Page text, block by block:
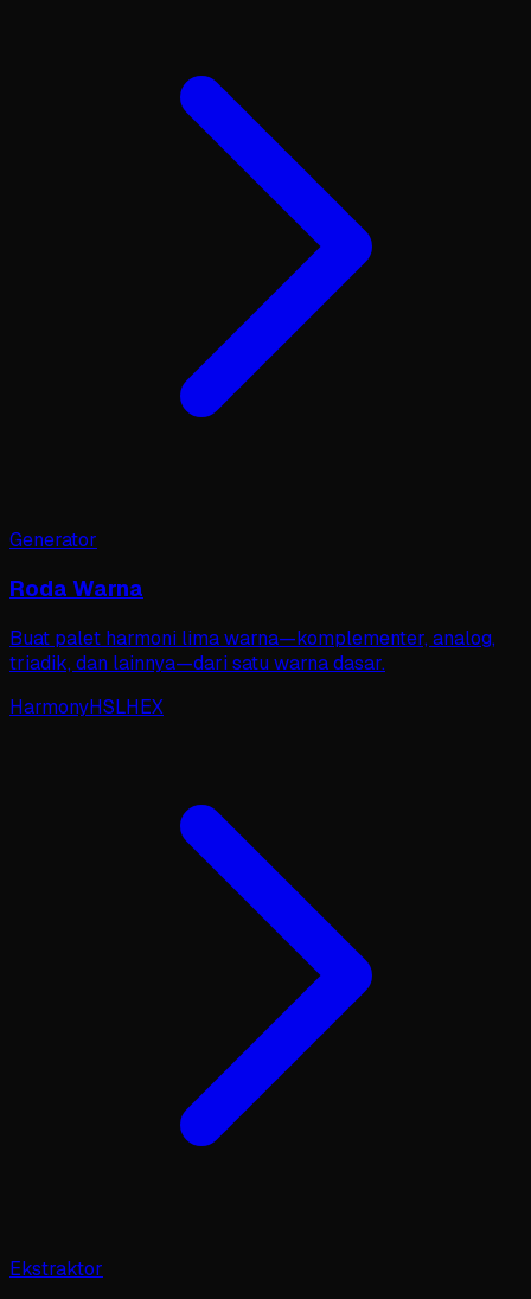
Generator
Roda Warna
Buat palet harmoni lima warna—komplementer, analog,
triadik, dan lainnya—dari satu warna dasar.
HarmonyHSLHEX
Ekstraktor